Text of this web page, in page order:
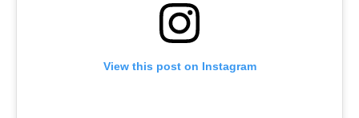
View this post on Instagram